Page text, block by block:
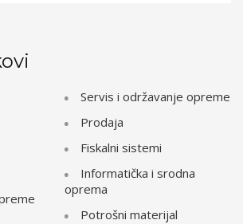
Servis i održavanje opreme
Prodaja
Fiskalni sistemi
Informatička i srodna
oprema
Potrošni materijal